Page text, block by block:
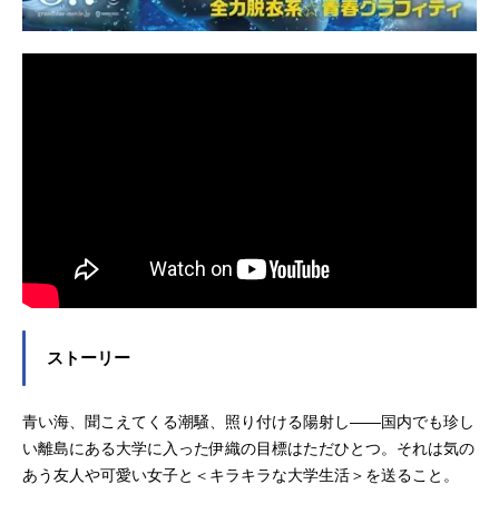
ストーリー
青い海、聞こえてくる潮騒、照り付ける陽射し――国内でも珍し
い離島にある大学に入った伊織の目標はただひとつ。それは気の
あう友人や可愛い女子と＜キラキラな大学生活＞を送ること。